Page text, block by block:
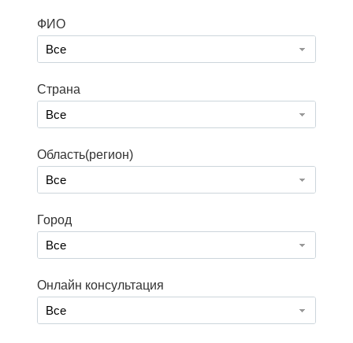
ФИО
Все
Страна
Все
Область(регион)
Все
Город
Все
Онлайн консультация
Все